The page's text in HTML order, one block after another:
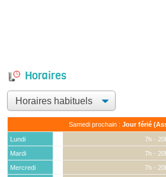
Horaires
Samedi prochain : Jour férié
Lundi
7h -
Mardi
7h -
Mercredi
7h -